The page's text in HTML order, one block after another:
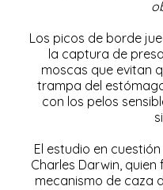
Los picos de borde
la captura de
moscas que evitan
trampa del
con los pelos
El estudio en
Charles Darwin,
mecanismo de caza